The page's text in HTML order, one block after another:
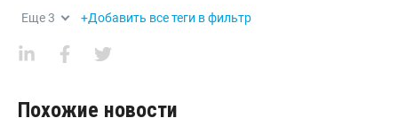
Еще3 +Добавить все теги в фильтр
Похожие новости